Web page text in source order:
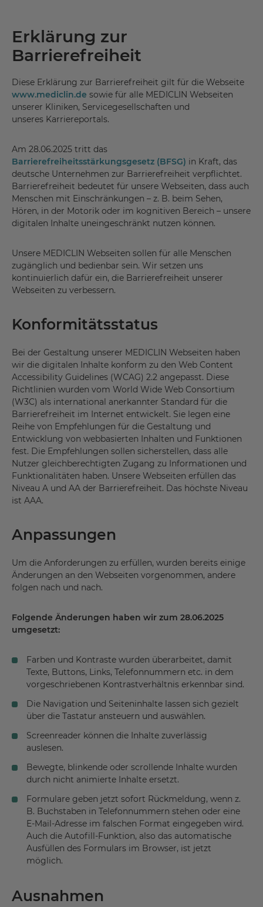
Erklärung zur
Barrierefreiheit
Diese Erklärung zur Barrierefreiheit gilt für die Webseite
www.mediclin.de sowie für alle MEDICLIN Webseiten
unserer Kliniken, Servicegesellschaften und
unseres Karriereportals.
Am 28.06.2025 tritt das
Barrierefreiheitsstärkungsgesetz (BFSG) in Kraft, das
deutsche Unternehmen zur Barrierefreiheit verpflichtet.
Barrierefreiheit bedeutet für unsere Webseiten, dass auch
Menschen mit Einschränkungen – z. B. beim Sehen,
Hören, in der Motorik oder im kognitiven Bereich – unsere
digitalen Inhalte uneingeschränkt nutzen können.
Unsere MEDICLIN Webseiten sollen für alle Menschen
zugänglich und bedienbar sein. Wir setzen uns
kontinuierlich dafür ein, die Barrierefreiheit unserer
Webseiten zu verbessern.
Konformitätsstatus
Bei der Gestaltung unserer MEDICLIN Webseiten haben
wir die digitalen Inhalte konform zu den Web Content
Accessibility Guidelines (WCAG) 2.2 angepasst. Diese
Richtlinien wurden vom World Wide Web Consortium
(W3C) als international anerkannter Standard für die
Barrierefreiheit im Internet entwickelt. Sie legen eine
Reihe von Empfehlungen für die Gestaltung und
Entwicklung von webbasierten Inhalten und Funktionen
fest. Die Empfehlungen sollen sicherstellen, dass alle
Nutzer gleichberechtigten Zugang zu Informationen und
Funktionalitäten haben. Unsere Webseiten erfüllen das
Niveau A und AA der Barrierefreiheit. Das höchste Niveau
ist AAA.
Anpassungen
Um die Anforderungen zu erfüllen, wurden bereits einige
Änderungen an den Webseiten vorgenommen, andere
folgen nach und nach.
Folgende Änderungen haben wir zum 28.06.2025
umgesetzt:
Farben und Kontraste wurden überarbeitet, damit
Texte, Buttons, Links, Telefonnummern etc. in dem
vorgeschriebenen Kontrastverhältnis erkennbar sind.
Die Navigation und Seiteninhalte lassen sich gezielt
über die Tastatur ansteuern und auswählen.
Screenreader können die Inhalte zuverlässig
auslesen.
Bewegte, blinkende oder scrollende Inhalte wurden
durch nicht animierte Inhalte ersetzt.
Formulare geben jetzt sofort Rückmeldung, wenn z.
B. Buchstaben in Telefonnummern stehen oder eine
E-Mail-Adresse im falschen Format eingegeben wird.
Auch die Autofill-Funktion, also das automatische
Ausfüllen des Formulars im Browser, ist jetzt
möglich.
Ausnahmen